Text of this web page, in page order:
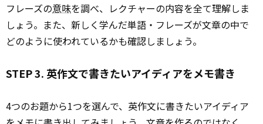
フレーズの意味を調べ、レクチャーの内容を全て理解しま
しょう。また、新しく学んだ単語・フレーズが文章の中で
どのように使われているかも確認しましょう。
STEP 3. 英作文で書きたいアイディアをメモ書き
4つのお題から1つを選んで、英作文に書きたいアイディア